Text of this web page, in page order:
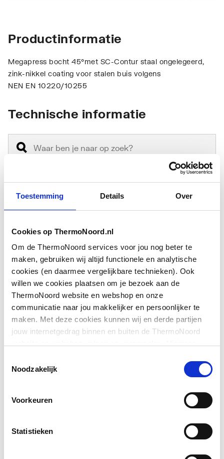
Toestemming Details Over
Cookies op ThermoNoord.nl
Om de ThermoNoord services voor jou nog beter te
maken, gebruiken wij altijd functionele en analytische
cookies (en daarmee vergelijkbare technieken). Ook
willen we cookies plaatsen om je bezoek aan de
ThermoNoord website en webshop en onze
communicatie naar jou makkelijker en persoonlijker te
maken. Met deze cookies kunnen wij en derde partijen
jouw internetgedrag binnen en buiten de ThermoNoord
communicatie aan jouw interesses aan. We slaan je
Noodzakelijk
Voorkeuren
Statistieken
Productinformatie
Megapress bocht 45°met SC-Contur staal ongelegeerd,
zink-nikkel coating voor stalen buis volgens
NEN EN 10220/10255
Technische informatie
Aansluiting 1 Persmof
Afgedopt Nee
Bochthoek 45
Contourcode V
Contourcode aansluiting
1
V
2
Toon meer
Downloads